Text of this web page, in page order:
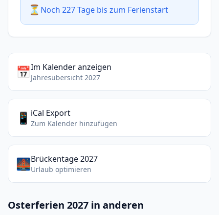
⏳ Noch 227 Tage bis zum Ferienstart
📅Im Kalender anzeigen
Jahresübersicht 2027
📱 iCal Export
Zum Kalender hinzufügen
🌉Brückentage 2027
Urlaub optimieren
Osterferien 2027 in anderen